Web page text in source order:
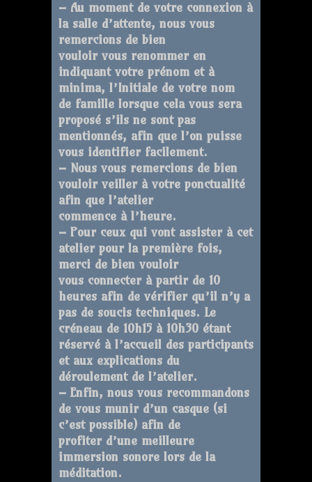
– Au moment de votre connexion à
la salle d’attente, nous vous
remercions de bien
vouloir vous renommer en
indiquant votre prénom et à
minima, l’Initiale de votre nom
de famille lorsque cela vous sera
proposé s’ils ne sont pas
mentionnés, afin que l’on puisse
vous identifier facilement.
– Nous vous remercions de bien
vouloir veiller à votre ponctualité
afin que l’atelier
commence à l’heure.
– Pour ceux qui vont assister à cet
atelier pour la première fois,
merci de bien vouloir
vous connecter à partir de 10
heures afin de vérifier qu’il n’y a
pas de soucis techniques. Le
créneau de 10h15 à 10h30 étant
réservé à l’accueil des participants
et aux explications du
déroulement de l’atelier.
– Enfin, nous vous recommandons
de vous munir d’un casque (si
c’est possible) afin de
profiter d’une meilleure
immersion sonore lors de la
méditation.